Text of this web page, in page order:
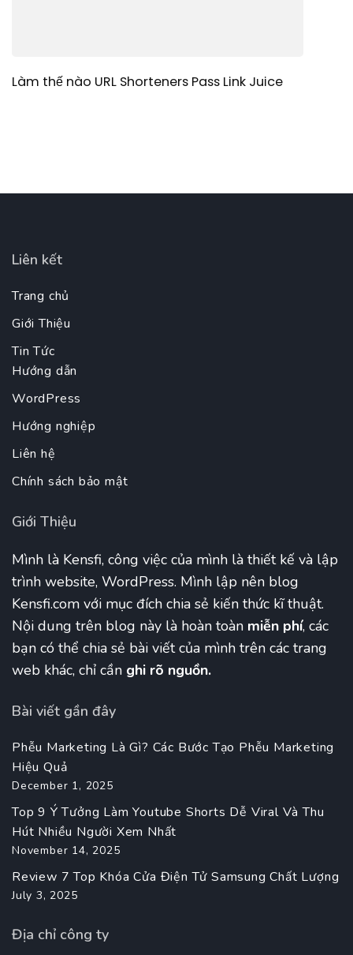
Làm thế nào URL Shorteners Pass Link Juice
Liên kết
Trang chủ
Giới Thiệu
Tin Tức
Hướng dẫn
WordPress
Hướng nghiệp
Liên hệ
Chính sách bảo mật
Giới Thiệu
Mình là Kensfi, công việc của mình là thiết kế và lập
trình website, WordPress. Mình lập nên blog
Kensfi.com với mục đích chia sẻ kiến thức kĩ thuật.
Nội dung trên blog này là hoàn toàn miễn phí, các
bạn có thể chia sẻ bài viết của mình trên các trang
web khác, chỉ cần ghi rõ nguồn.
Bài viết gần đây
Phễu Marketing Là Gì? Các Bước Tạo Phễu Marketing
Hiệu Quả
December 1, 2025
Top 9 Ý Tưởng Làm Youtube Shorts Dễ Viral Và Thu
Hút Nhiều Người Xem Nhất
November 14, 2025
Review 7 Top Khóa Cửa Điện Tử Samsung Chất Lượng
July 3, 2025
Địa chỉ công ty